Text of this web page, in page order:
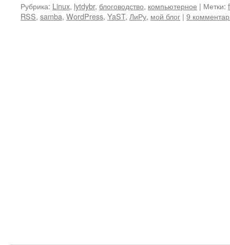
Рубрика: Linux, lytdybr, блоговодство, компьютерное | Метки:
RSS, samba, WordPress, YaST, ЛиРу, мой блог | 9